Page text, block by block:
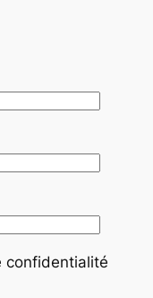
confidentialité